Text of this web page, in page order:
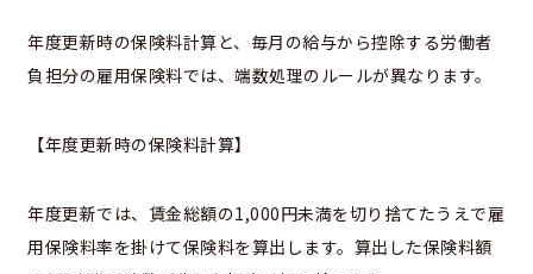
年度更新時の保険料計算と、毎月の給与から控除する労働者
負担分の雇用保険料では、端数処理のルールが異なります。
【年度更新時の保険料計算】
年度更新では、賃金総額の1,000円未満を切り捨てたうえで雇
用保険料率を掛けて保険料を算出します。算出した保険料額